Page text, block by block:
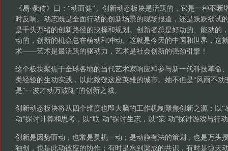
《易·彖传》曰：“动而健”。创新动态板块是活跃的，它是一种不
时反响。动态既是全面行动的创新场景的现场报道，还是跃跃欲试
是千头万绪的创新路径的抉择和规划。创新者总是好动的、能动的
动的，创新的机会总在萌动和冲动。这就是今天的中国和世界，这
术——艺术是最活跃的驱动力，艺术是社会创新的强劲引擎！
这个板块聚焦于全球各地的当代艺术家响应和参与新一代科技革命
类经验的生动实践，以此致敬这座英雄的城市。她不但是“风雨不动
是“一波才动万波随”的创新之城。
创新动态板块将从四个维度也即大脑的工作机制聚焦创新之源：以“
动”探讨计算和思考，以“联·动”探讨生态，以“策·动”探讨游戏与行
创新是因势而动，也常是灵机一动；是动静有法的策划，也是万头
独创，也是此动彼应的协作；有时是水到渠成的共识，有时是惊天